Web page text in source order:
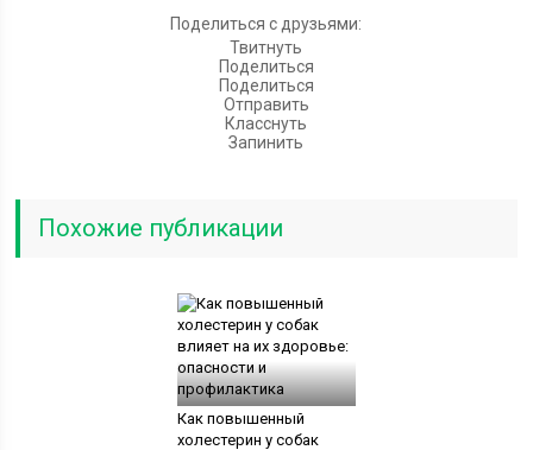
Поделиться с друзьями:
Твитнуть
Поделиться
Поделиться
Отправить
Класснуть
Запинить
Похожие публикации
Как повышенный
холестерин у собак